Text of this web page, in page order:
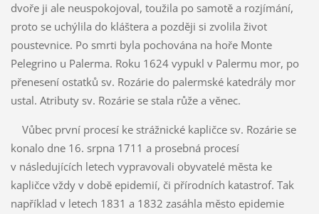
dvoře ji ale neuspokojoval, toužila po samotě a rozjímání,
proto se uchýlila do kláštera a později si zvolila život
poustevnice. Po smrti byla pochována na hoře Monte
Pelegrino u Palerma. Roku 1624 vypukl v Palermu mor, po
přenesení ostatků sv. Rozárie do palermské katedrály mor
ustal. Atributy sv. Rozárie se stala růže a věnec.
Vůbec první procesí ke strážnické kapličce sv. Rozárie se
konalo dne 16. srpna 1711 a prosebná procesí
v následujících letech vypravovali obyvatelé města ke
kapličce vždy v době epidemií, či přírodních katastrof. Tak
například v letech 1831 a 1832 zasáhla město epidemie